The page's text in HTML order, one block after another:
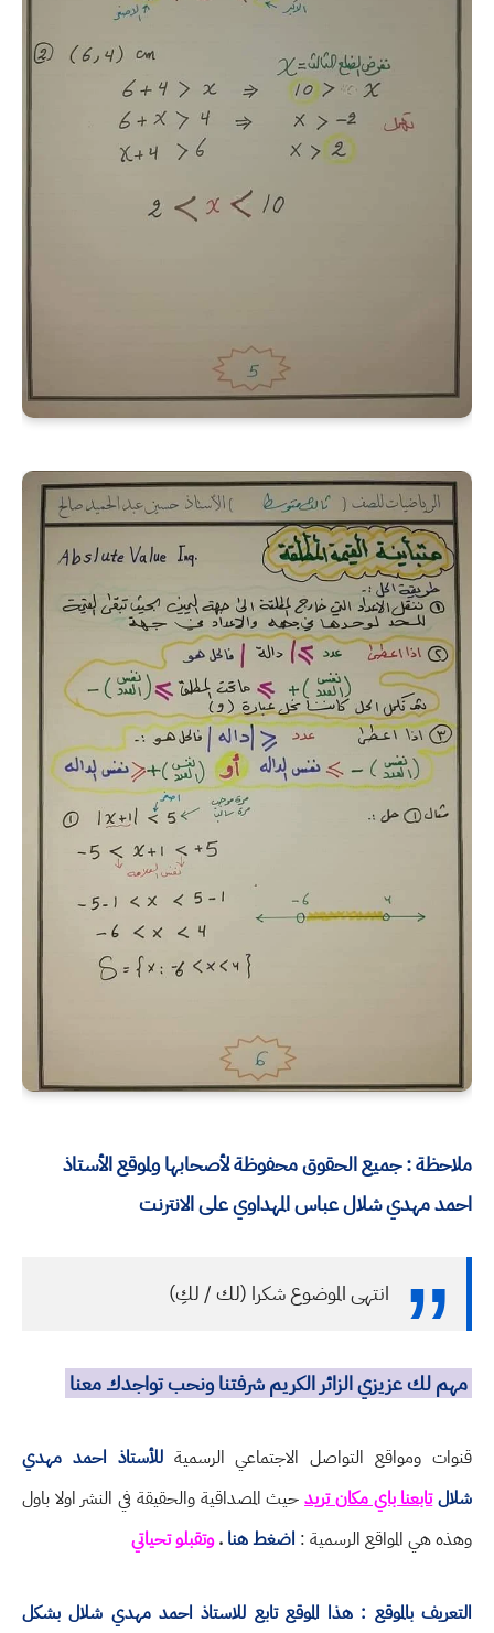
ملاحظة : جميع الحقوق محفوظة لأصحابها ولموقع الأستاذ
احمد مهدي شلال عباس المهداوي على الانترنت
انتهى الموضوع شكرا (لك / لكِ)
مهم لك عزيزي الزائر الكريم شرفتنا ونحب تواجدك معنا
قنوات ومواقع التواصل الاجتماعي الرسميةللأستاذ احمد مهدي
شلالتابعنا باي مكان تريدحيث المصداقية والحقيقة في النشر اولا باول
وهذه هي المواقع الرسمية : اضغط هنا .وتقبلو تحياتي
التعريف بالموقع : هذا الموقع تابع للاستاذ احمد مهدي شلال بشكل